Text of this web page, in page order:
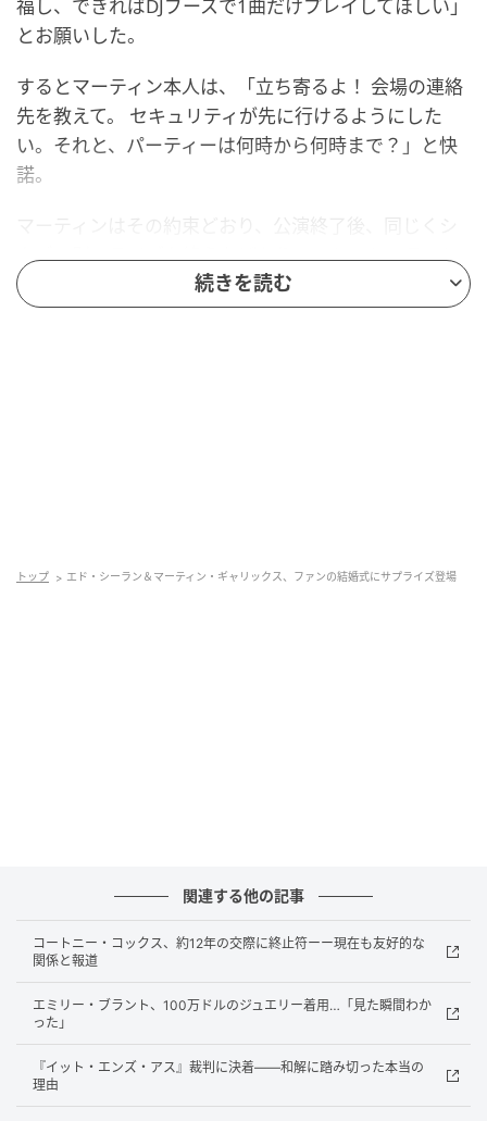
福し、できればDJブースで1曲だけプレイしてほしい」
とお願いした。
するとマーティン本人は、「立ち寄るよ！ 会場の連絡
先を教えて。 セキュリティが先に行けるようにした
い。それと、パーティーは何時から何時まで？」と快
諾。
カゴで別のライブを終えたばかりのエド・シーランと
ともに式場へ向かった。マーティンが投稿したSNS動
画には、2人が姿を現した瞬間、参列者たちが歓声を上
エドの”結婚式パフォーマンス”に注目集まる
続きを読む
トップ エド・シーラン＆マーティン・ギャリックス、ファンの結婚式にサプライズ登場
関連する他の記事
コートニー・コックス、約12年の交際に終止符ーー現在も友好的な
関係と報道
エミリー・ブラント、100万ドルのジュエリー着用…「見た瞬間わか
った」
『イット・エンズ・アス』裁判に決着——和解に踏み切った本当の
理由